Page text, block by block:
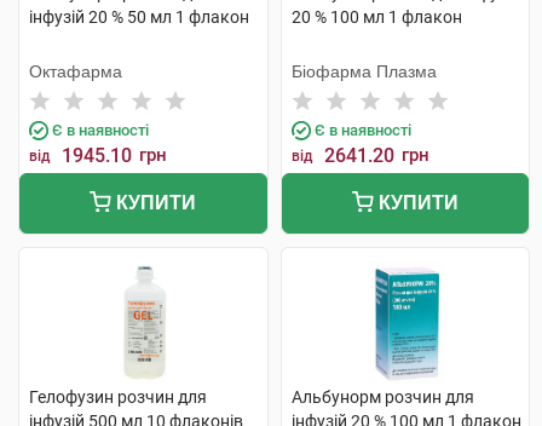
інфузій 20 % 50 мл 1 флакон
Октафарма
Є в наявності
від 1945.10 грн
КУПИТИ
20 % 100 мл 1 флакон
Біофарма Плазма
Є в наявності
від 2641.20 грн
КУПИТИ
Гелофузин розчин для
інфузій 500 мл 10 флаконів
Альбунорм розчин для
інфузій 20 % 100 мл 1 флакон